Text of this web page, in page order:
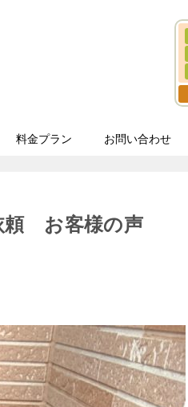
料金プラン お問い合わせ
頼 お客様の声